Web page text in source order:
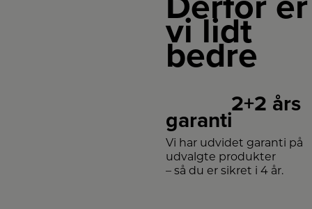
vi lidt
bedre
2+2 års
garanti
Vi har udvidet garanti på
udvalgte produkter
– så du er sikret i 4 år.